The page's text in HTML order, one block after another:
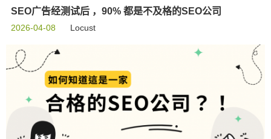
SEO广告经测试后 ，90% 都是不及格的SEO公司
2026-04-08 Locust